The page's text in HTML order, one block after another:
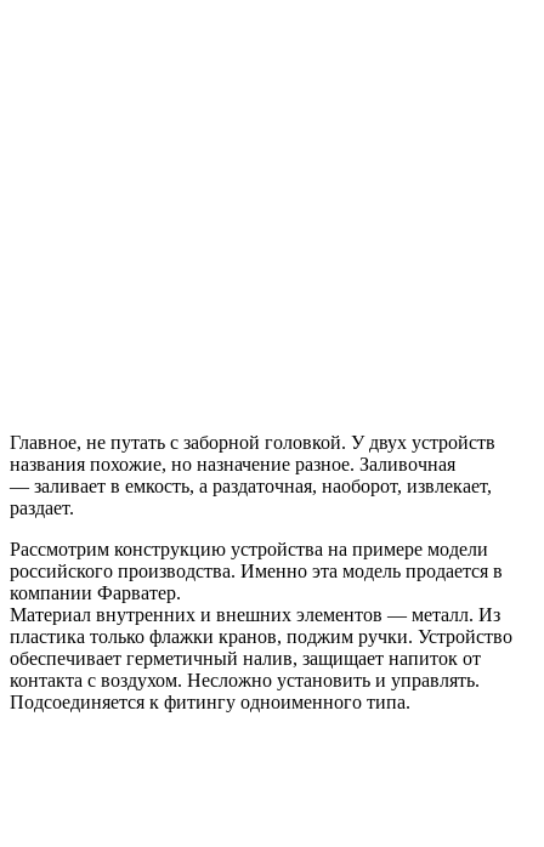
Главное, не путать с заборной головкой. У двух устройств
названия похожие, но назначение разное. Заливочная
— заливает в емкость, а раздаточная, наоборот, извлекает,
раздает.
Рассмотрим конструкцию устройства на примере модели
российского производства. Именно эта модель продается в
компании Фарватер.
Материал внутренних и внешних элементов — металл. Из
пластика только флажки кранов, поджим ручки. Устройство
обеспечивает герметичный налив, защищает напиток от
контакта с воздухом. Несложно установить и управлять.
Подсоединяется к фитингу одноименного типа.